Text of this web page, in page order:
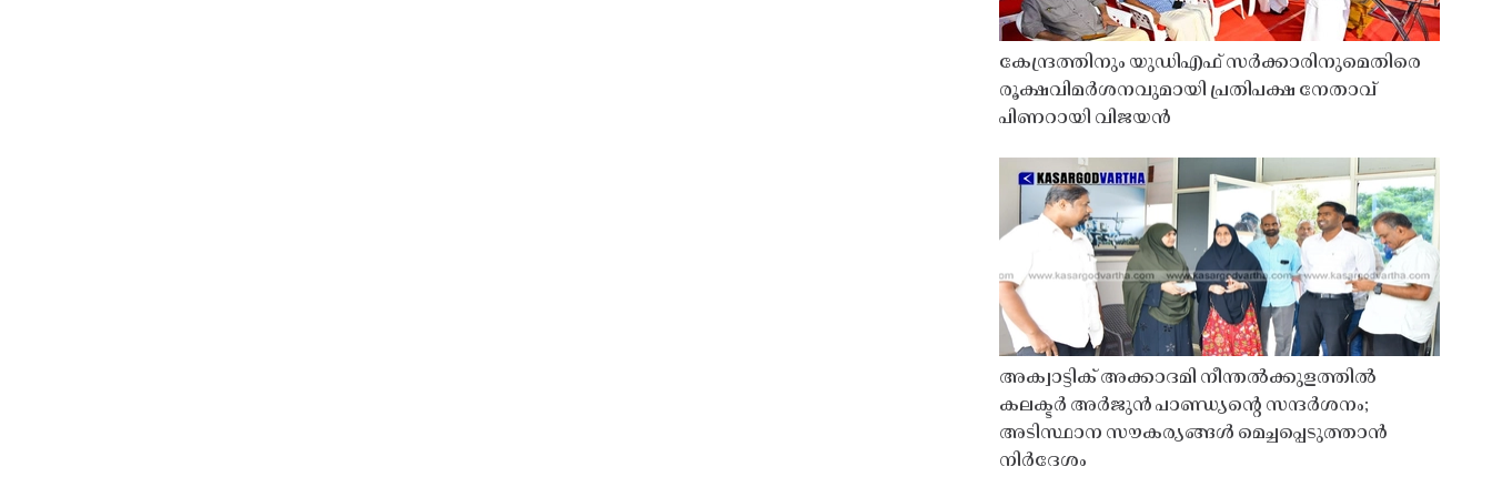
കേന്ദ്രത്തിനും യുഡിഎഫ് സർക്കാരിനുമെതിരെ
രൂക്ഷവിമർശനവുമായി പ്രതിപക്ഷ നേതാവ്
പിണറായി വിജയൻ
അക്വാട്ടിക് അക്കാദമി നീന്തൽക്കുളത്തിൽ
കലക്ടർ അർജുൻ പാണ്ഡ്യൻ്റെ സന്ദർശനം;
അടിസ്ഥാന സൗകര്യങ്ങൾ മെച്ചപ്പെടുത്താൻ
നിർദേശം